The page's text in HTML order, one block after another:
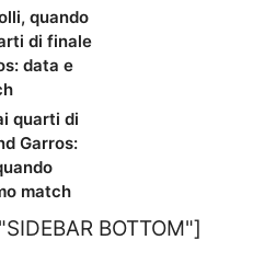
quando
di finale
data e
quarti di
Garros:
match
BOTTOM"]